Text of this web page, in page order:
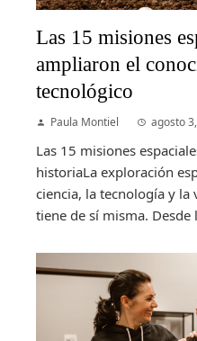
Las 15 misiones
ampliaron el
tecnológico
Paula Montiel agosto
Las 15 misiones
historiaLa exploración
ciencia, la tecnología y
tiene de sí misma. Desde